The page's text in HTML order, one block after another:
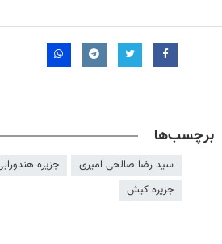
برچسب‌ها
سید رضا صالحی امیری جزیره
جزیره کیش